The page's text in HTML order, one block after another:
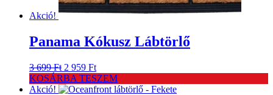
Akció!
Panama Kókusz Lábtörlő
3 699Ft Original
price
was:
2 959 FtCurrent
price
is:
KOSÁRBA TESZEM
Akció!